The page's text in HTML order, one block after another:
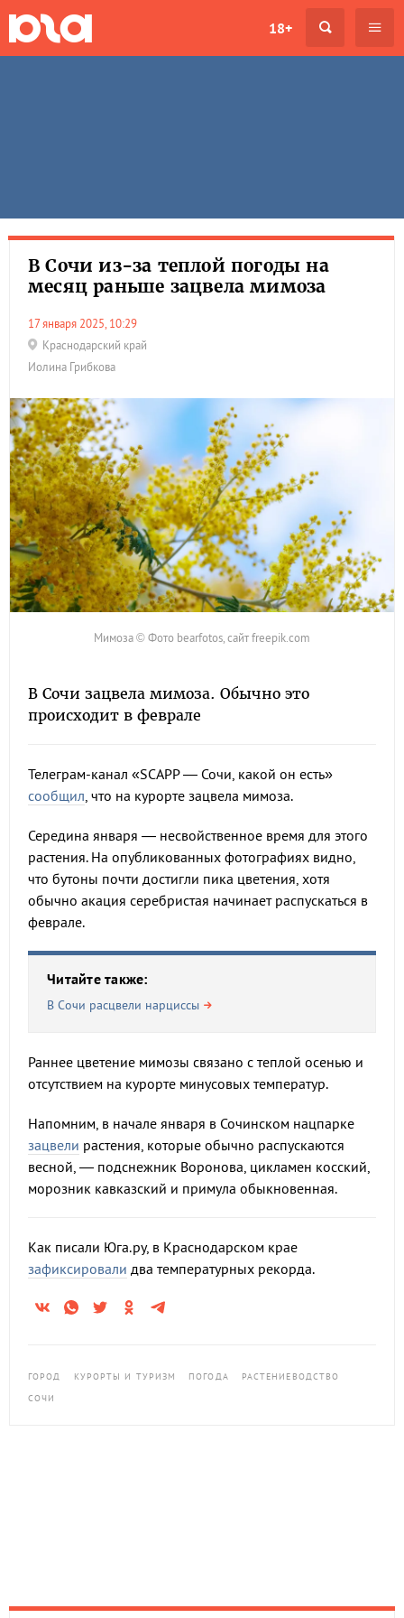
18+
В Сочи из-за теплой погоды на
месяц раньше зацвела мимоза
17 января 2025, 10:29
Краснодарский край
Иолина Грибкова
Мимоза © Фото bearfotos, сайт freepik.com
В Сочи зацвела мимоза. Обычно это
происходит в феврале
Телеграм-канал «SCAPP — Сочи, какой он есть»
сообщил, что на курорте зацвела мимоза.
Середина января — несвойственное время для этого
растения. На опубликованных фотографиях видно,
что бутоны почти достигли пика цветения, хотя
обычно акация серебристая начинает распускаться в
феврале.
Читайте также:
В Сочи расцвели нарциссы
Раннее цветение мимозы связано с теплой осенью и
отсутствием на курорте минусовых температур.
Напомним, в начале января в Сочинском нацпарке
зацвели растения, которые обычно распускаются
весной, — подснежник Воронова, цикламен косский,
морозник кавказский и примула обыкновенная.
Как писали Юга.ру, в Краснодарском крае
зафиксировали два температурных рекорда.
ГОРОД КУРОРТЫ И ТУРИЗМ ПОГОДА
РАСТЕНИЕВОДСТВО
СОЧИ